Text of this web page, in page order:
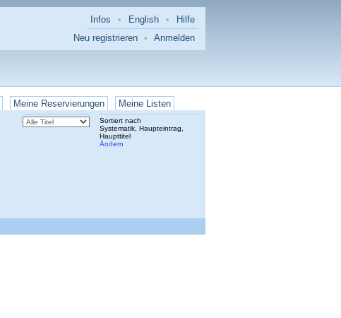
Hilfe
•
English
•
Infos
Neu registrieren • Anmelden
Meine Reservierungen Meine Listen
Sortiert nach
Systematik, Haupteintrag,
Haupttitel
Ändern